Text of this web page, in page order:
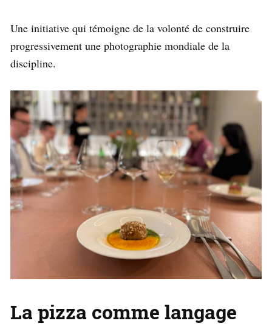
Une initiative qui témoigne de la volonté de construire
progressivement une photographie mondiale de la
discipline.
La pizza comme langage